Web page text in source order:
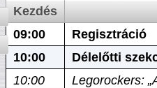
Kezdés
09:00
Regisztráció
10:00
Délelőtti
10:00
Legorockers: